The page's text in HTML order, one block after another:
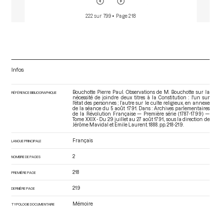
222 sur 799 • Page 218
Infos
RÉFÉRENCE BIBLIOGRAPHIQUE
Bouchotte Pierre Paul. Observations de M. Bouchotte sur la
nécessité de joindre deux titres à la Constitution : l'un sur
l'état des personnes ; l’autre sur le culte religieux, en annexe
de la séance du 5 août 1791. Dans : Archives parlementaires
de la Révolution Française — Première série (1787-1799) —
Tome XXIX - Du 29 juillet au 27 août 1791.
, sous la direction de
Jérôme Mavidal et Emile Laurent. 1888. pp. 218-219.
LANGUE PRINCIPALE Français
NOMBRE DE PAGES 2
PREMIÈRE PAGE 218
DERNIÈRE PAGE 219
TYPOLOGIE DOCUMENTAIRE Mémoire